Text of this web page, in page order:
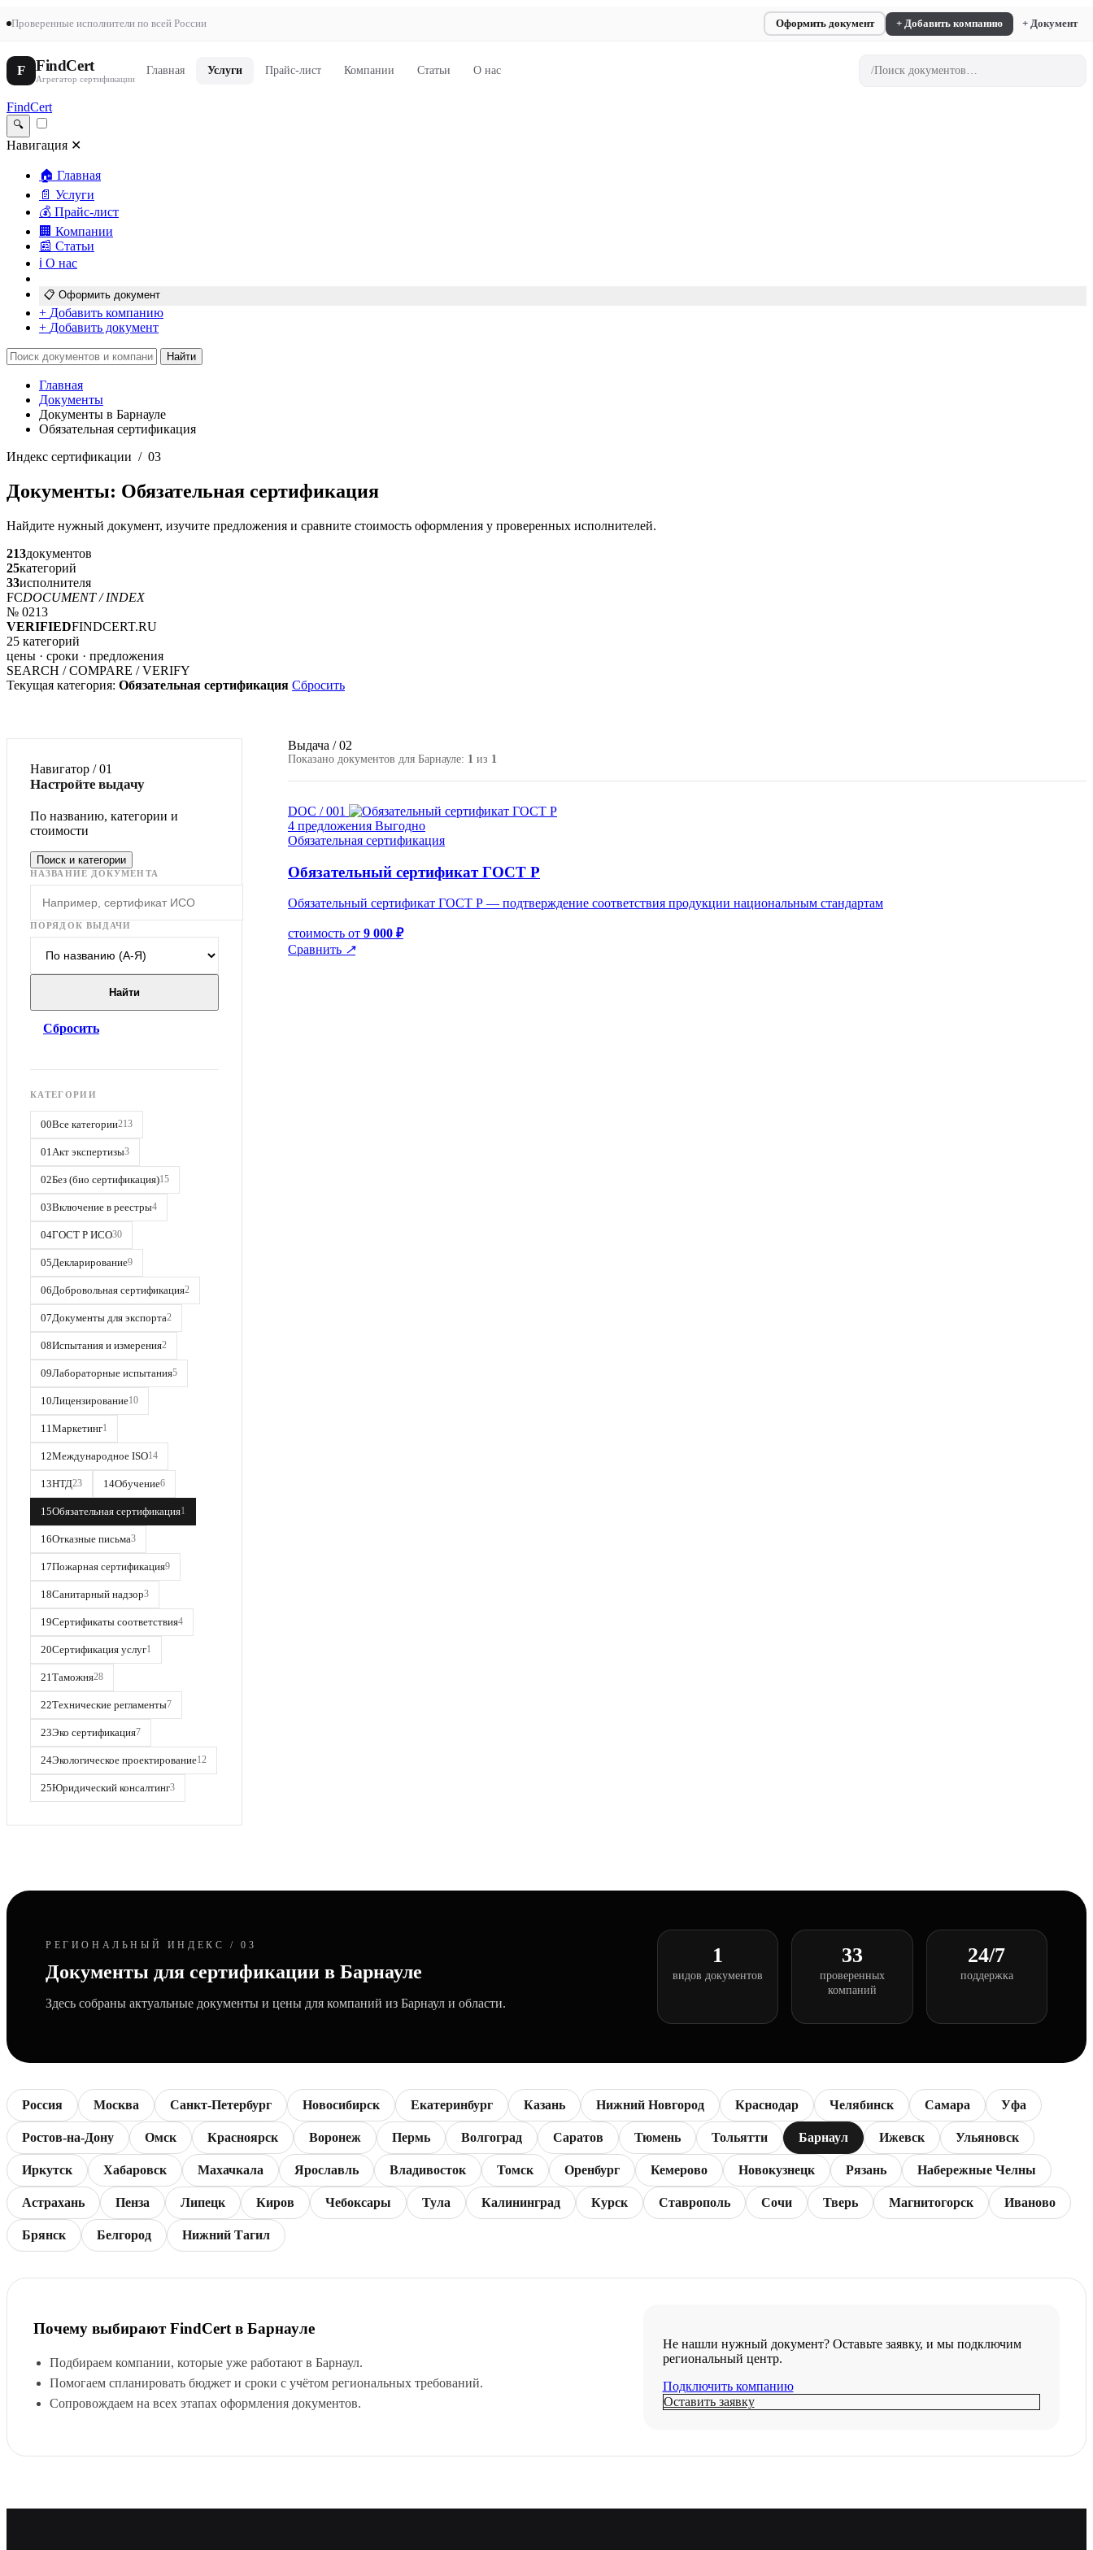
Проверенные исполнители по всей России Оформить документ + Добавить компанию + Документ
F FindCert
Агрегатор сертификации
Главная Услуги Прайс-лист Компании Статьи О нас /
FindCert
🔍
Навигация ✕
🏠 Главная
📄 Услуги
💰 Прайс-лист
🏢 Компании
📰 Статьи
ℹ️ О нас
📋 Оформить документ
+ Добавить компанию
+ Добавить документ
Найти
Главная
Документы
Документы в Барнауле
Обязательная сертификация
Индекс сертификации / 03
Документы: Обязательная сертификация
Найдите нужный документ, изучите предложения и сравните стоимость оформления у проверенных исполнителей.
213документов
25категорий
33исполнителя
FCDOCUMENT / INDEX
№ 0213
VERIFIEDFINDCERT.RU
25 категорий
цены · сроки · предложения
SEARCH / COMPARE / VERIFY
Текущая категория: Обязательная сертификация Сбросить
Навигатор / 01
Настройте выдачу
По названию, категории и
стоимости
Поиск и категории
НАЗВАНИЕ ДОКУМЕНТА
ПОРЯДОК ВЫДАЧИ
Найти
Сбросить
КАТЕГОРИИ
00Все категории213
01 Акт экспертизы3
02Без (био сертификация)15
03Включение в реестры4
04ГОСТ Р ИСО30
05Декларирование9
06Добровольная сертификация2
07Документы для экспорта2
08Испытания и измерения2
09Лабораторные испытания5
10Лицензирование10
11 Маркетинг1
12Международное ISO14
13НТД23 14Обучение6
15Обязательная сертификация1
16Отказные письма3
17Пожарная сертификация9
18Санитарный надзор3
19Сертификаты соответствия4
20Сертификация услуг1
21 Таможня28
22Технические регламенты7
23Эко сертификация7
24Экологическое проектирование12
25Юридический консалтинг3
Выдача / 02
Показано документов для Барнауле: 1 из 1
DOC / 001
4 предложения Выгодно
Обязательная сертификация
Обязательный сертификат ГОСТ Р
Обязательный сертификат ГОСТ Р — подтверждение соответствия продукции национальным стандартам
стоимость от 9 000 ₽
Сравнить ↗
РЕГИОНАЛЬНЫЙ ИНДЕКС / 03
Документы для сертификации в Барнауле
Здесь собраны актуальные документы и цены для компаний из Барнаул и области.
1
видов документов
33
проверенных
компаний
24/7
поддержка
Россия Москва Санкт-Петербург Новосибирск Екатеринбург Казань Нижний Новгород Краснодар Челябинск Самара Уфа
Ростов-на-Дону Омск Красноярск Воронеж Пермь Волгоград Саратов Тюмень Тольятти Барнаул Ижевск Ульяновск
Иркутск Хабаровск Махачкала Ярославль Владивосток Томск Оренбург Кемерово Новокузнецк Рязань Набережные Челны
Астрахань Пенза Липецк Киров Чебоксары Тула Калининград Курск Ставрополь Сочи Тверь Магнитогорск Иваново
Брянск Белгород Нижний Тагил
Почему выбирают FindCert в Барнауле
Подбираем компании, которые уже работают в Барнаул.
Помогаем спланировать бюджет и сроки с учётом региональных требований.
Сопровождаем на всех этапах оформления документов.
Не нашли нужный документ? Оставьте заявку, и мы подключим
региональный центр.
Подключить компанию
Оставить заявку